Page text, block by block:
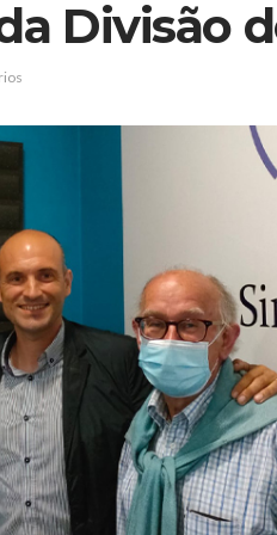
Divisão
etapa
Jorge
Olga
António
Rádio Sintonia